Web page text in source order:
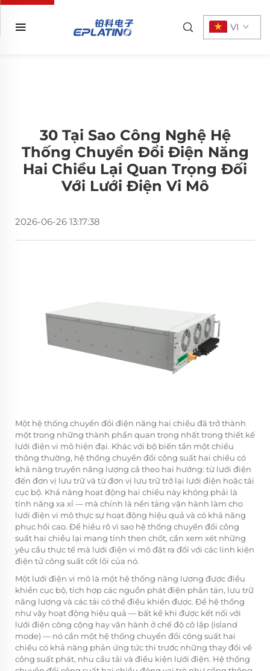
VI
30 Tại Sao Công Nghệ Hệ
Thống Chuyển Đổi Điện Năng
Hai Chiều Lại Quan Trọng Đối
Với Lưới Điện Vi Mô
2026-06-26 13:17:38
Một hệ thống chuyển đổi điện năng hai chiều đã trở thành
một trong những thành phần quan trọng nhất trong thiết kế
lưới điện vi mô hiện đại. Khác với bộ biến tần một chiều
thông thường, hệ thống chuyển đổi công suất hai chiều có
khả năng truyền năng lượng cả theo hai hướng: từ lưới điện
đến đơn vị lưu trữ và từ đơn vị lưu trữ trở lại lưới điện hoặc tải
cục bộ. Khả năng hoạt động hai chiều này không phải là
tính năng xa xỉ — mà chính là nền tảng vận hành làm cho
lưới điện vi mô thực sự hoạt động hiệu quả và có khả năng
phục hồi cao. Để hiểu rõ vì sao hệ thống chuyển đổi công
suất hai chiều lại mang tính then chốt, cần xem xét những
yêu cầu thực tế mà lưới điện vi mô đặt ra đối với các linh kiện
điện tử công suất cốt lõi của nó.
Một lưới điện vi mô là một hệ thống năng lượng được điều
khiển cục bộ, tích hợp các nguồn phát điện phân tán, lưu trữ
năng lượng và các tải có thể điều khiển được. Để hệ thống
như vậy hoạt động hiệu quả — bất kể khi được kết nối với
lưới điện công cộng hay vận hành ở chế độ cô lập (island
mode) — nó cần một hệ thống chuyển đổi công suất hai
chiều có khả năng phản ứng tức thì trước những thay đổi về
công suất phát, nhu cầu tải và điều kiện lưới điện. Hệ thống